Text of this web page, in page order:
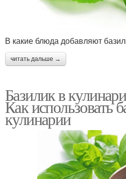
В какие блюда добавляют
читать дальше →
Базилик в
Как использовать
кулинарии